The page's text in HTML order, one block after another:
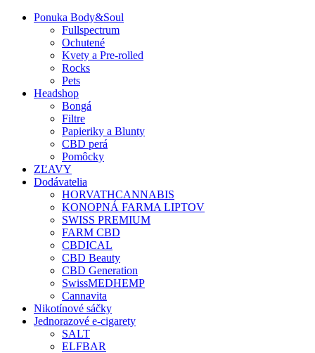
Ponuka Body&Soul
Fullspectrum
Ochutené
Kvety a Pre-rolled
Rocks
Pets
Headshop
Bongá
Filtre
Papieriky a Blunty
CBD perá
Pomôcky
ZĽAVY
Dodávatelia
HORVATHCANNABIS
KONOPNÁ FARMA LIPTOV
SWISS PREMIUM
FARM CBD
CBDICAL
CBD Beauty
CBD Generation
SwissMEDHEMP
Cannavita
Nikotínové sáčky
Jednorazové e-cigarety
SALT
ELFBAR